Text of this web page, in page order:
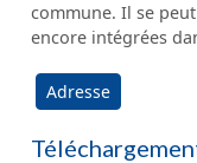
commune. Il se
encore intégrées
Adresse